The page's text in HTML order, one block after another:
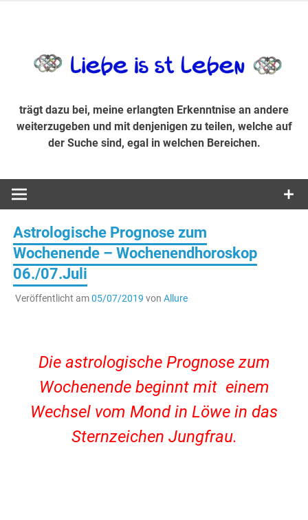
Suche sind, egal in welchen Bereichen.
trägt dazu bei, meine erlangten Erkenntnise an andere
weiterzugeben und mit denjenigen zu teilen, welche auf
der Suche sind, egal in welchen Bereichen.
Astrologische Prognose zum
Wochenende – Wochenendhoroskop
06./07.Juli
Veröffentlicht am05/07/2019 von Allure
Die astrologische Prognose zum
Wochenende beginnt mit einem
Wechsel vom Mond in Löwe in das
Sternzeichen Jungfrau.